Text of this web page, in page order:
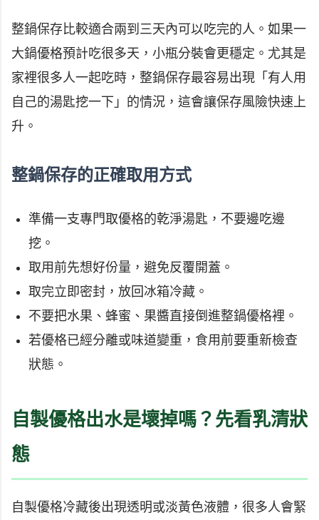
整鍋保存比較適合兩到三天內可以吃完的人。如果一
大鍋優格預計吃很多天，小瓶分裝會更穩定。尤其是
家裡很多人一起吃時，整鍋保存最容易出現「有人用
自己的湯匙挖一下」的情況，這會讓保存風險快速上
升。
整鍋保存的正確取用方式
準備一支專門取優格的乾淨湯匙，不要邊吃邊
挖。
取用前先想好份量，避免反覆開蓋。
取完立即密封，放回冰箱冷藏。
不要把水果、蜂蜜、果醬直接倒進整鍋優格裡。
若優格已經分離或味道變重，食用前要重新檢查
狀態。
自製優格出水是壞掉嗎？先看乳清狀
態
自製優格冷藏後出現透明或淡黃色液體，很多人會緊